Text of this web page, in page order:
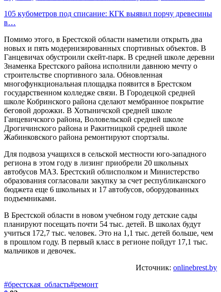
105 кубометров под списание: КГК выявил порчу древесины
в…
Помимо этого, в Брестской области наметили открыть два
новых и пять модернизированных спортивных объектов. В
Ганцевичах обустроили скейт-парк. В средней школе деревни
Знаменка Брестского района исполнили давнюю мечту о
строительстве спортивного зала. Обновленная
многофункциональная площадка появится в Брестском
государственном колледже связи. В Городецкой средней
школе Кобринского района сделают мембранное покрытие
беговой дорожки. В Хотыничской средней школе
Ганцевичского района, Воловельской средней школе
Дрогичинского района и Ракитницкой средней школе
Жабинковского района ремонтируют спортзалы.
Для подвоза учащихся в сельской местности юго-западного
региона в этом году в лизинг приобрели 20 школьных
автобусов МАЗ. Брестский облисполком и Министерство
образования согласовали закупку за счет республиканского
бюджета еще 6 школьных и 17 автобусов, оборудованных
подъемниками.
В Брестской области в новом учебном году детские сады
планируют посещать почти 54 тыс. детей. В школах будут
учиться 172,7 тыс. человек. Это на 1,1 тыс. детей больше, чем
в прошлом году. В первый класс в регионе пойдут 17,1 тыс.
мальчиков и девочек.
Источник: onlinebrest.by
#брестская_область#ремонт